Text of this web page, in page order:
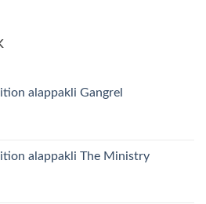
alappakli Gangrel
alappakli The Ministry